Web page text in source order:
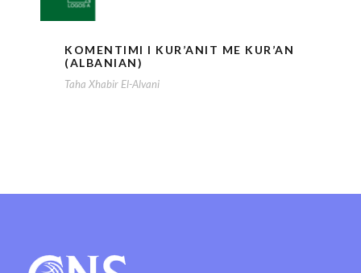
KOMENTIMI I KUR’ANIT ME KUR’AN
(ALBANIAN)
Taha Xhabir El-Alvani